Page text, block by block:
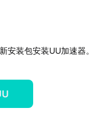
安装包安装UU加速器。